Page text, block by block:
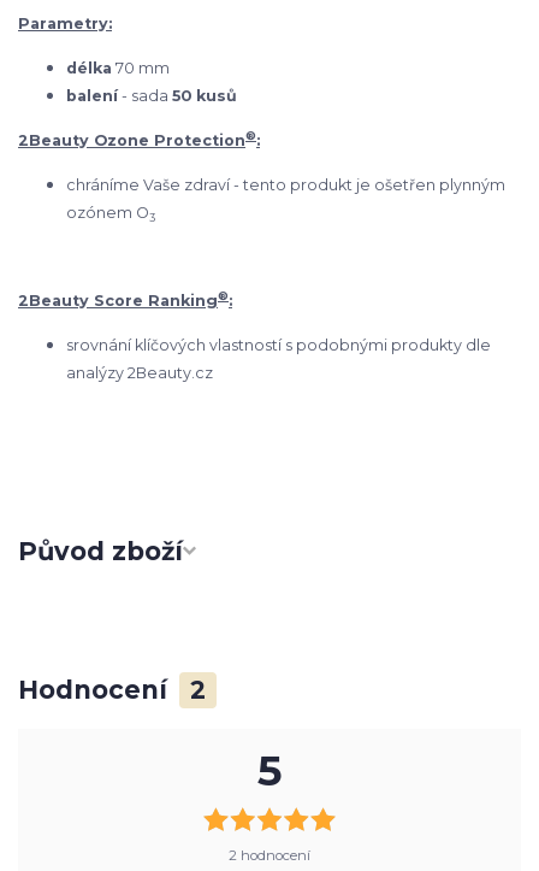
Parametry:
délka 70 mm
balení- sada 50 kusů
2Beauty Ozone Protection®:
chráníme Vaše zdraví - tento produkt je ošetřen plynným
ozónem O3
2Beauty Score Ranking®:
srovnání klíčových vlastností s podobnými produkty dle
analýzy 2Beauty.cz
Původ zboží
Hodnocení 2
5
2 hodnocení